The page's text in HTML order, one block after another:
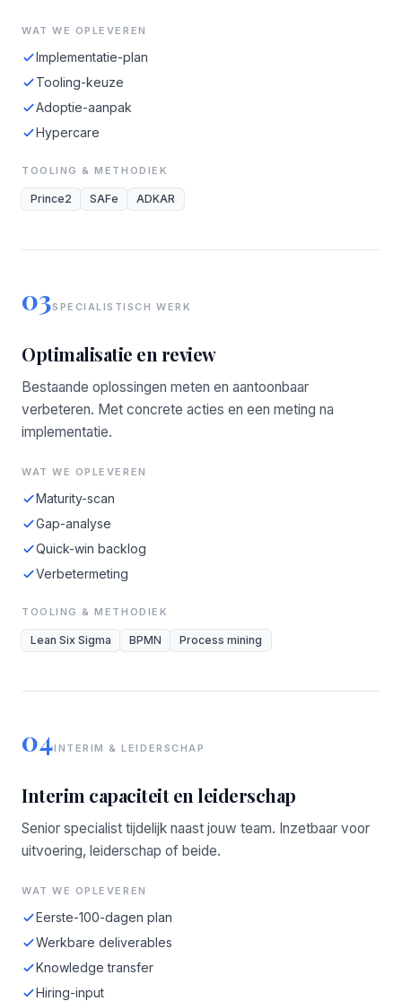
WAT WE OPLEVEREN
Implementatie-plan
Tooling-keuze
Adoptie-aanpak
Hypercare
TOOLING & METHODIEK
Prince2 SAFe ADKAR
03SPECIALISTISCH WERK
Optimalisatie en review
Bestaande oplossingen meten en aantoonbaar
verbeteren. Met concrete acties en een meting na
implementatie.
WAT WE OPLEVEREN
Maturity-scan
Gap-analyse
Quick-win backlog
Verbetermeting
TOOLING & METHODIEK
Lean Six Sigma BPMN Process mining
04INTERIM & LEIDERSCHAP
Interim capaciteit en leiderschap
Senior specialist tijdelijk naast jouw team. Inzetbaar voor
uitvoering, leiderschap of beide.
WAT WE OPLEVEREN
Eerste-100-dagen plan
Werkbare deliverables
Knowledge transfer
Hiring-input